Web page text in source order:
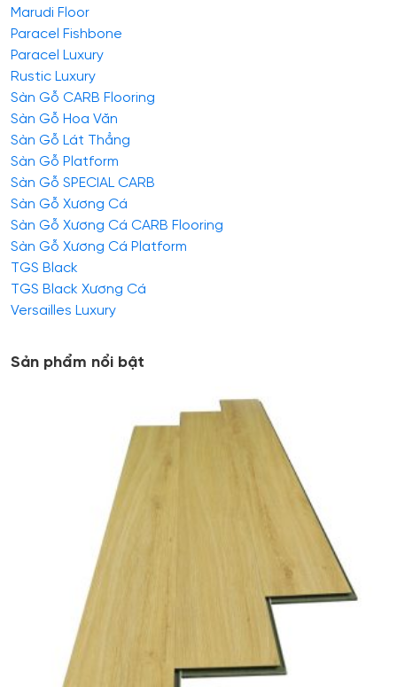
Marudi Floor
Paracel Fishbone
Paracel Luxury
Rustic Luxury
Sàn Gỗ CARB Flooring
Sàn Gỗ Hoa Văn
Sàn Gỗ Lát Thẳng
Sàn Gỗ Platform
Sàn Gỗ SPECIAL CARB
Sàn Gỗ Xương Cá
Sàn Gỗ Xương Cá CARB Flooring
Sàn Gỗ Xương Cá Platform
TGS Black
TGS Black Xương Cá
Versailles Luxury
Sản phẩm nổi bật